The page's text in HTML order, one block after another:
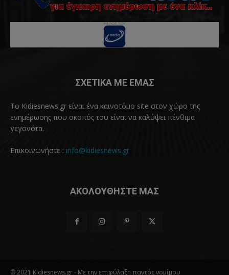
ΣΧΕΤΙΚΑ ΜΕ ΕΜΑΣ
Το Kidiesnews.gr είναι ένα καινοτόμο site στον χώρο της
ενημέρωσης που σκοπός του είναι να καλύψει πένθιμα
γεγονότα.
Επικοινωνήστε : info@kidiesnews.gr
ΑΚΟΛΟΥΘΗΣΤΕ ΜΑΣ
© 2021 Kidiesnews.gr - Με την επιφύλαξη παντός νομίμου